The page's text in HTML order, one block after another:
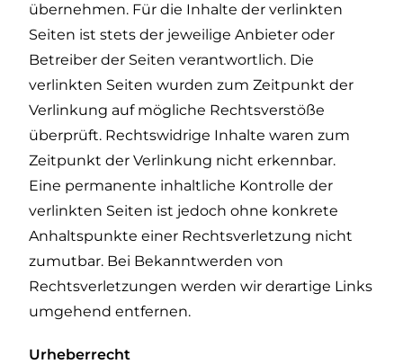
übernehmen. Für die Inhalte der verlinkten
Seiten ist stets der jeweilige Anbieter oder
Betreiber der Seiten verantwortlich. Die
verlinkten Seiten wurden zum Zeitpunkt der
Verlinkung auf mögliche Rechtsverstöße
überprüft. Rechtswidrige Inhalte waren zum
Zeitpunkt der Verlinkung nicht erkennbar.
Eine permanente inhaltliche Kontrolle der
verlinkten Seiten ist jedoch ohne konkrete
Anhaltspunkte einer Rechtsverletzung nicht
zumutbar. Bei Bekanntwerden von
Rechtsverletzungen werden wir derartige Links
umgehend entfernen.
Urheberrecht